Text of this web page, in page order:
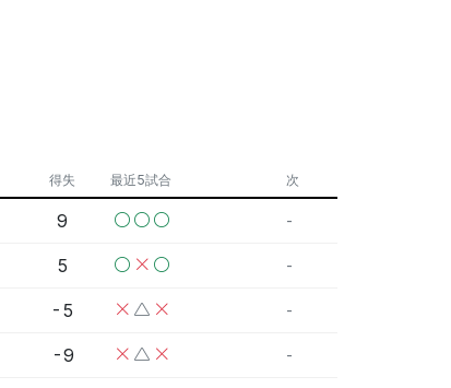
得失 最近5試合 次
9 -
5 -
-5 -
-9 -